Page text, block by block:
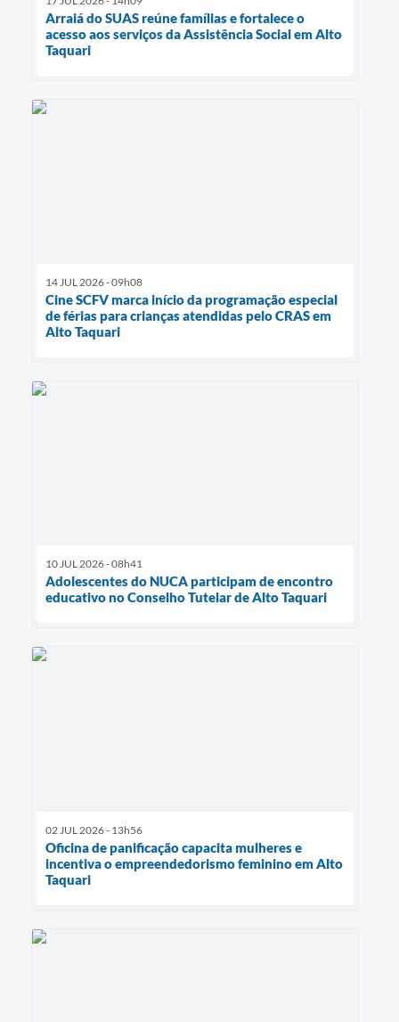
Arraiá do SUAS reúne famílias e fortalece o
acesso aos serviços da Assistência Social em Alto
Taquari
14 JUL 2026 - 09h08
Cine SCFV marca início da programação especial
de férias para crianças atendidas pelo CRAS em
Alto Taquari
10 JUL 2026 - 08h41
Adolescentes do NUCA participam de encontro
educativo no Conselho Tutelar de Alto Taquari
02 JUL 2026 - 13h56
Oficina de panificação capacita mulheres e
incentiva o empreendedorismo feminino em Alto
Taquari